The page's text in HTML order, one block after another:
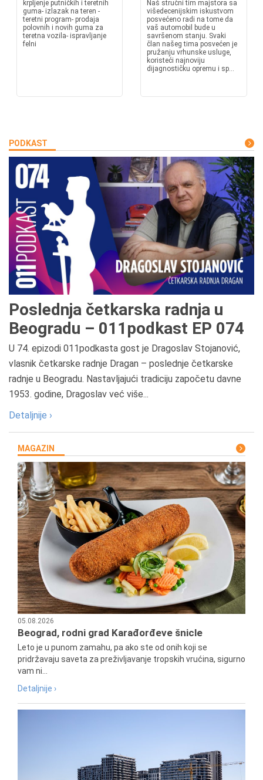
krpljenje putničkih i teretnih
guma- izlazak na teren -
teretni program- prodaja
polovnih i novih guma za
teretna vozila- ispravljanje
felni
Naš stručni tim majstora sa
višedecenijskim iskustvom
posvećeno radi na tome da
vaš automobil bude u
savršenom stanju. Svaki
član našeg tima posvećen je
pružanju vrhunske usluge,
koristeći najnoviju
dijagnostičku opremu i sp...
PODKAST
Poslednja četkarska radnja u
Beogradu – 011podkast EP 074
U 74. epizodi 011podkasta gost je Dragoslav Stojanović,
vlasnik četkarske radnje Dragan – poslednje četkarske
radnje u Beogradu. Nastavljajući tradiciju započetu davne
1953. godine, Dragoslav već više...
Detaljnije ›
MAGAZIN
05.08.2026
Beograd, rodni grad Karađorđeve šnicle
Leto je u punom zamahu, pa ako ste od onih koji se
pridržavaju saveta za preživljavanje tropskih vrućina, sigurno
vam ni...
Detaljnije ›